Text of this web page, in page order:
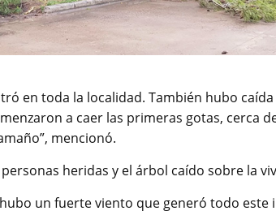
en toda la localidad. También hubo
a caer las primeras gotas, cerca
mencionó.
heridas y el árbol caído sobre la
un fuerte viento que generó todo este